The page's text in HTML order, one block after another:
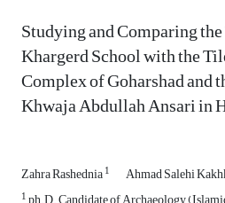
Studying and Comparing
Khargerd School with the
Complex of Goharshad and
Khwaja Abdullah Ansari in
Zahra Rashednia1 Ahmad Salehi
1